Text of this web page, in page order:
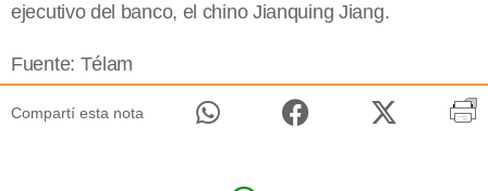
ejecutivo del banco, el chino Jianquing Jiang.
Fuente: Télam
Compartí esta nota